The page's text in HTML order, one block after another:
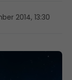
2014, 13:30